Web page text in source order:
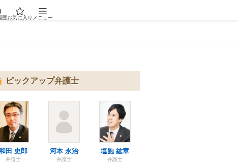
歴お気に入り メニュー
ピックアップ弁護士
田 史郎
弁護士
河本 永治
弁護士
塩飽 紘章
弁護士